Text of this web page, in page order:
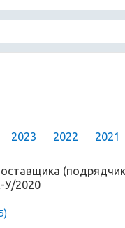
2023 2022 2021
У/2020